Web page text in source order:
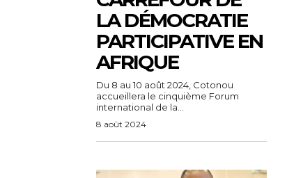
LA DÉMOCRATIE
PARTICIPATIVE EN
AFRIQUE
Du 8 au 10 août 2024, Cotonou
accueillera le cinquième Forum
international de la...
8 août 2024